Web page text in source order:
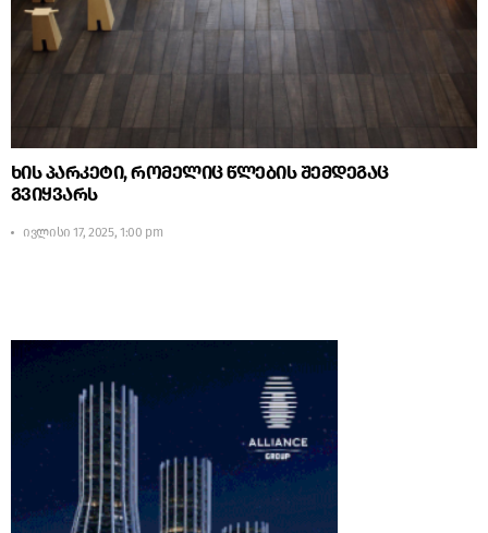
ხის პარკეტი, რომელიც წლების შემდეგაც
გვიყვარს
ივლისი 17, 2025, 1:00 pm